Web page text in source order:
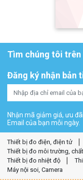
Tìm chúng tôi trên
Đăng ký nhận bản
Nhận mã giảm giá, ưu
Email của bạn mỗi ngày.
Thiết bị đo điện, điện tử
Thiết bị đo môi trường,
Thiết bị đo nhiệt độ
Máy nội soi, Camera